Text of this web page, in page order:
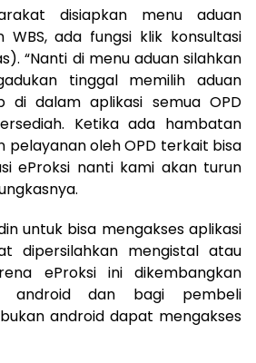
disiapkan menu aduan
WBS, ada fungsi klik konsultasi
“Nanti di menu aduan silahkan
tinggal memilih aduan
di dalam aplikasi semua OPD
Ketika ada hambatan
pelayanan oleh OPD terkait bisa
eProksi nanti kami akan turun
untuk bisa mengakses aplikasi
dipersilahkan mengistal atau
eProksi ini dikembangkan
android dan bagi pembeli
android dapat mengakses